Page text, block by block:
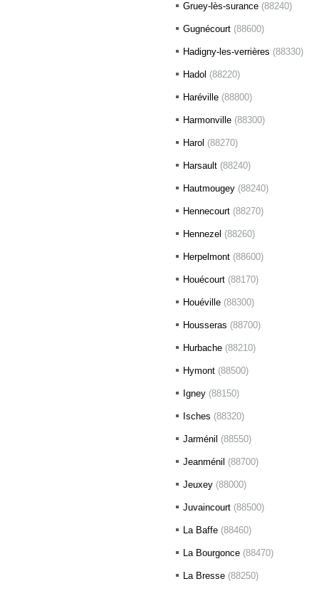
Gruey-lès-surance (88240)
Gugnécourt (88600)
Hadigny-les-verrières (88330)
Hadol (88220)
Haréville (88800)
Harmonville (88300)
Harol (88270)
Harsault (88240)
Hautmougey (88240)
Hennecourt (88270)
Hennezel (88260)
Herpelmont (88600)
Houécourt (88170)
Houéville (88300)
Housseras (88700)
Hurbache (88210)
Hymont (88500)
Igney (88150)
Isches (88320)
Jarménil (88550)
Jeanménil (88700)
Jeuxey (88000)
Juvaincourt (88500)
La Baffe (88460)
La Bourgonce (88470)
La Bresse (88250)